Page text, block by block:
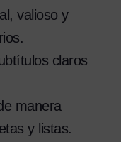
valioso y
claros
manera
y listas.